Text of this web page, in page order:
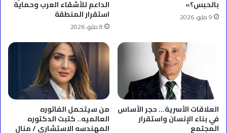
بالحبس؟»
9 مايو، 2026
الداعم للأشقاء العرب وحماية
استقرار المنطقة
8 مايو، 2026
العلاقات الأسرية… حجر الأساس
في بناء الإنسان واستقرار
المجتمع
من سيتحمل الفاتوره
العالميه.. كتبت الدكتوره
المهندسه الاستشاري / منال